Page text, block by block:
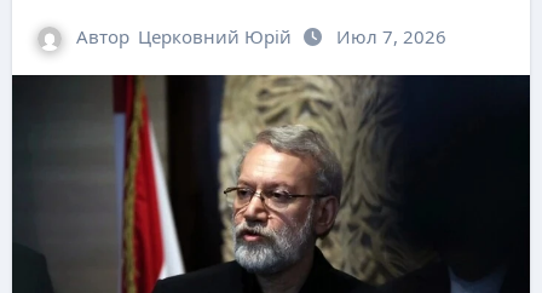
Автор Церковний Юрій Июл 7, 2026